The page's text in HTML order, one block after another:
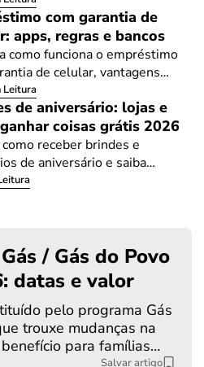
com garantia de
apps, regras e bancos
como funciona o empréstimo
de celular, vantagens…
Leitura
de aniversário: lojas e
coisas grátis 2026
receber brindes e
de aniversário e saiba…
/ Gás do Povo
datas e valor
pelo programa Gás
trouxe mudanças na
para famílias…
Salvar artigo